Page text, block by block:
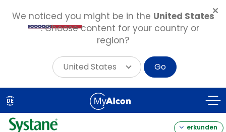
Skip
to
main
content
DE
erkunden
We noticed you might be in the United States
. Choose content for your country or
region?
United States Go